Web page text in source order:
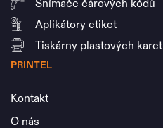
Snímače čárových kódů
Aplikátory etiket
Tiskárny plastových karet
PRINTEL
Kontakt
O nás